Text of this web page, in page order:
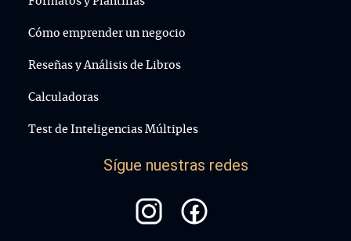
Cómo emprender un negocio
Reseñas y Análisis de Libros
Calculadoras
Test de Inteligencias Múltiples
Sígue nuestras redes